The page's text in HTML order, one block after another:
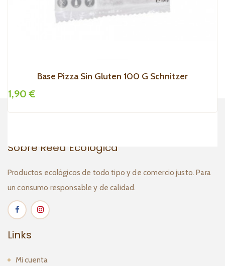
Base Pizza Sin Gluten 100 G Schnitzer
1,90 €
Sobre Reed Ecológica
Productos ecológicos de todo tipo y de comercio justo. Para
un consumo responsable y de calidad.
Links
Mi cuenta